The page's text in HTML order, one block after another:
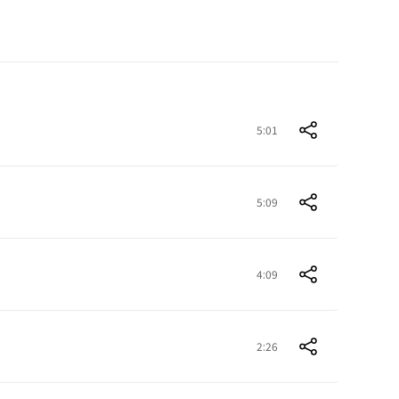
5:01
5:09
4:09
2:26